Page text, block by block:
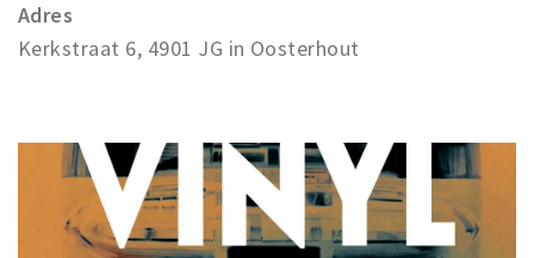
Adres
Kerkstraat 6, 4901 JG in Oosterhout